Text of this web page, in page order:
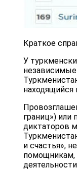
Краткое
У
независимые
находящийся
границ»)
диктаторов
и счастья»,
помощникам,